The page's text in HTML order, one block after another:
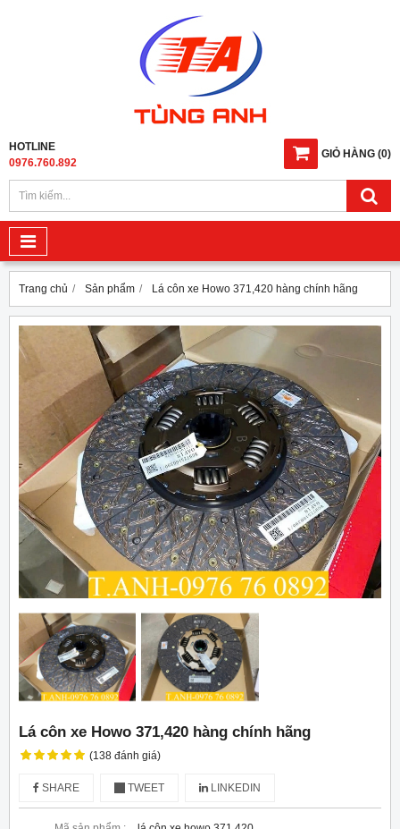
GIỎ HÀNG (0)
HOTLINE
0976.760.892
Trang chủ Sản phẩm Lá côn xe Howo 371,420 hàng chính hãng
Lá côn xe Howo 371,420 hàng chính hãng
(138 đánh giá)
SHARE TWEET LINKEDIN